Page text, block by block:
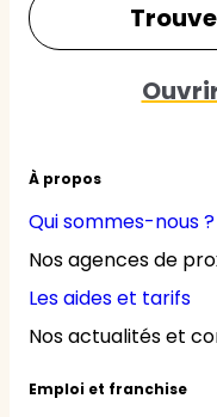
À propos
Qui sommes-nous ?
Nos agences de
Les aides et tarifs
Nos actualités et
Emploi et franchise